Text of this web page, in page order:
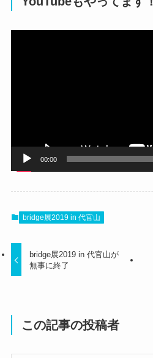
00:00
bridge展2019 in 代官山
bridge展2019 in 代官山が
無事に終了
この記事の投稿者